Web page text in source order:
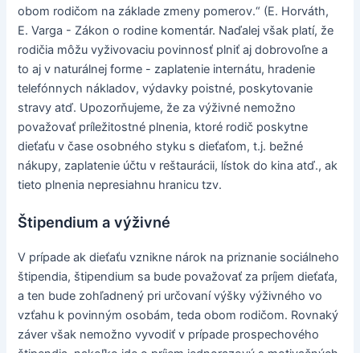
obom rodičom na základe zmeny pomerov.“ (E. Horváth,
E. Varga - Zákon o rodine komentár. Naďalej však platí, že
rodičia môžu vyživovaciu povinnosť plniť aj dobrovoľne a
to aj v naturálnej forme - zaplatenie internátu, hradenie
telefónnych nákladov, výdavky poistné, poskytovanie
stravy atď. Upozorňujeme, že za výživné nemožno
považovať príležitostné plnenia, ktoré rodič poskytne
dieťaťu v čase osobného styku s dieťaťom, t.j. bežné
nákupy, zaplatenie účtu v reštaurácii, lístok do kina atď., ak
tieto plnenia nepresiahnu hranicu tzv.
Štipendium a výživné
V prípade ak dieťaťu vznikne nárok na priznanie sociálneho
štipendia, štipendium sa bude považovať za príjem dieťaťa,
a ten bude zohľadnený pri určovaní výšky výživného vo
vzťahu k povinným osobám, teda obom rodičom. Rovnaký
záver však nemožno vyvodiť v prípade prospechového